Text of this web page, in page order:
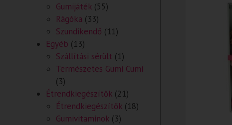
Gumijáték (55)
Rágóka (33)
Szundikendő (11)
Egyéb (13)
Szállítási sérült (1)
Természetes Gumi Cumi
(3)
Étrendkiegészítők (21)
Étrendkiegészítők (18)
Gumivitaminok (3)